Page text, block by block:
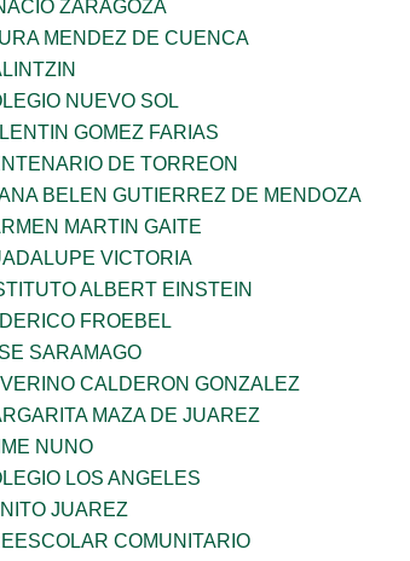
ZARAGOZA
MENDEZ DE CUENCA
NUEVO SOL
GOMEZ FARIAS
DE TORREON
BELEN GUTIERREZ DE MENDOZA
MARTIN GAITE
VICTORIA
ALBERT EINSTEIN
FROEBEL
SARAMAGO
CALDERON GONZALEZ
MAZA DE JUAREZ
NUNO
LOS ANGELES
JUAREZ
COMUNITARIO